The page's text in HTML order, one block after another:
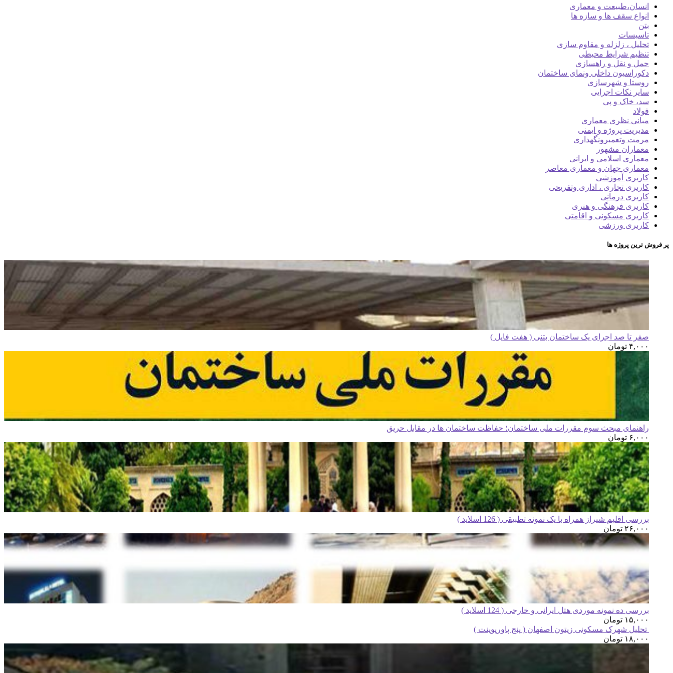
انسان،طبیعت و معماری
انواع سقف ها و سازه ها
بتن
تاسیسات
تحلیل ، زلزله و مقاوم سازی
تنظیم شرایط محیطی
حمل و نقل و راهسازی
دکوراسیون داخلی ونمای ساختمان
روستا و شهرسازی
سایر نکات اجرایی
سد، خاک و پی
فولاد
مبانی نظری معماری
مدیریت پروژه و ایمنی
مرمت وتعمیرونگهداری
معماران مشهور
معماری اسلامی و ایرانی
معماری جهان و معماری معاصر
کاربری آموزشی
کاربری تجاری ، اداری وتفریحی
کاربری درمانی
کاربری فرهنگی و هنری
کاربری مسکونی و اقامتی
کاربری ورزشی
پر فروش ترین پروژه ها
صفر تا صد اجرای یک ساختمان بتنی ( هفت فایل )
۴,۰۰۰ تومان
راهنمای مبحث سوم مقررات ملی ساختمان؛ حفاظت ساختمان ها در مقابل حریق
۶,۰۰۰ تومان
بررسی اقلیم شیراز همراه با یک نمونه تطبیقی ( 126 اسلاید )
۲۶,۰۰۰ تومان
بررسی ده نمونه موردی هتل ایرانی و خارجی ( 124 اسلاید )
۱۵,۰۰۰ تومان
تحلیل شهرک مسکونی زیتون اصفهان ( پنج پاورپوینت )
۱۸,۰۰۰ تومان